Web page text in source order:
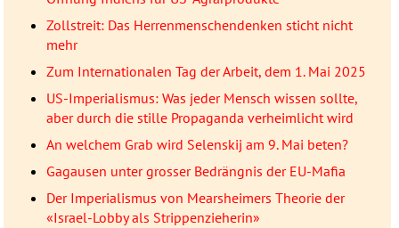
Zollstreit: Das Herrenmenschendenken sticht nicht
mehr
Zum Internationalen Tag der Arbeit, dem 1. Mai 2025
US-Imperialismus: Was jeder Mensch wissen sollte,
aber durch die stille Propaganda verheimlicht wird
An welchem Grab wird Selenskij am 9. Mai beten?
Gagausen unter grosser Bedrängnis der EU-Mafia
Der Imperialismus von Mearsheimers Theorie der
«Israel-Lobby als Strippenzieherin»